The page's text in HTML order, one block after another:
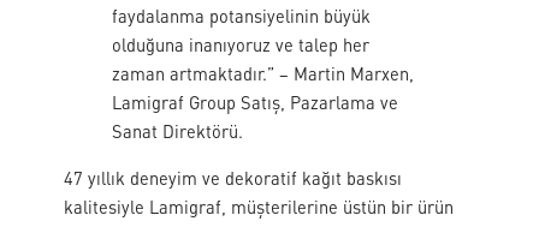
faydalanma potansiyelinin büyük
olduğuna inanıyoruz ve talep her
zaman artmaktadır.” – Martin Marxen,
Lamigraf Group Satış, Pazarlama ve
Sanat Direktörü.
47 yıllık deneyim ve dekoratif kağıt baskısı
kalitesiyle Lamigraf, müşterilerine üstün bir ürün